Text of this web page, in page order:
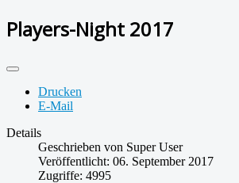
Players-Night 2017
Drucken
E-Mail
Details
Geschrieben von Super User
Veröffentlicht: 06. September 2017
Zugriffe: 4995